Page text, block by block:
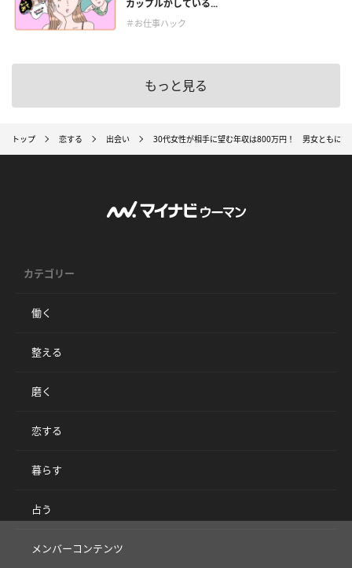
カップルがしている...
＃お仕事ハック
もっと見る
トップ 恋する 出会い 30代女性が相手に望む年収は800万円！ 男女ともに人
カテゴリー
働く
整える
磨く
恋する
暮らす
占う
メンバーコンテンツ